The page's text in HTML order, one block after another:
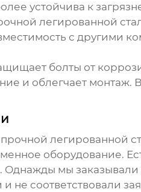
устойчива к
легированной
с другими
болты от
и облегчает монтаж.
легированной
оборудование.
Однажды мы заказывали
не соответствовали